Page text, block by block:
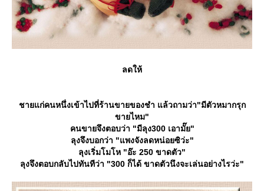
ลดให้
ชายแก่คนหนึ่งเข้าไปที่ร้านขายของชำ แล้วถามว่า"มีตัวหมากรุก
ขายไหม"
คนขายจึงตอบว่า "มีลุง300 เอามั๊ย"
ลุงจึงบอกว่า "แพงจังลดหน่อยซิว่ะ"
ลุงเริ่มโมโห "อ๊ะ 250 ขาดตัว"
ลุงจึงตอบกลับไปทันทีว่า "300 ก็ได้ ขาดตัวนึงจะเล่นอย่างไรว่ะ"